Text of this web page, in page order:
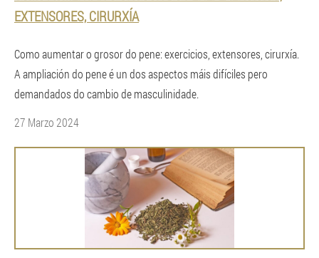
EXTENSORES, CIRURXÍA
Como aumentar o grosor do pene: exercicios, extensores, cirurxía.
A ampliación do pene é un dos aspectos máis difíciles pero
demandados do cambio de masculinidade.
27 Marzo 2024